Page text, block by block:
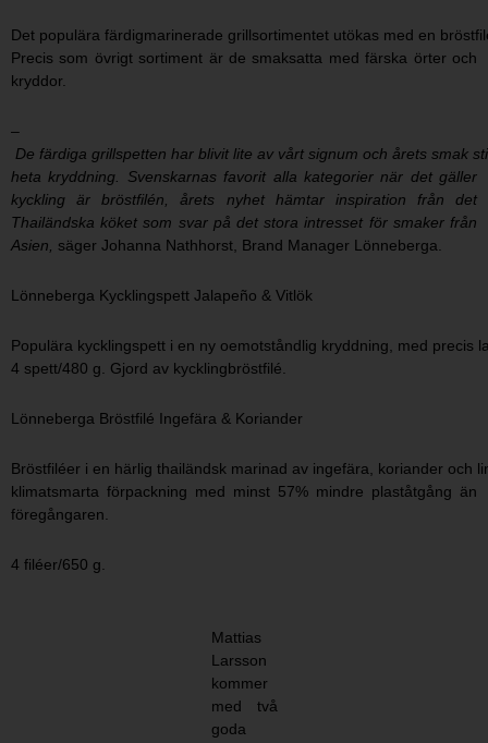
Det populära färdigmarinerade grillsortimentet utökas med en
Precis som övrigt sortiment är de smaksatta med färska örter och
kryddor.
–
De färdiga grillspetten har blivit lite av vårt signum och årets smak
heta kryddning. Svenskarnas favorit alla kategorier när det gäller
kyckling är bröstfilén, årets nyhet hämtar inspiration från det
Thailändska köket som svar på det stora intresset för smaker från
Asien, säger Johanna Nathhorst, Brand Manager Lönneberga.
Lönneberga Kycklingspett Jalapeño & Vitlök
Populära kycklingspett i en ny oemotståndlig kryddning, med precis
4 spett/480 g. Gjord av kycklingbröstfilé.
Lönneberga Bröstfilé Ingefära & Koriander
Bröstfiléer i en härlig thailändsk marinad av ingefära, koriander och
klimatsmarta förpackning med minst 57% mindre plaståtgång än
föregångaren.
4 filéer/650 g.
Mattias
Larsson
kommer
med två
goda